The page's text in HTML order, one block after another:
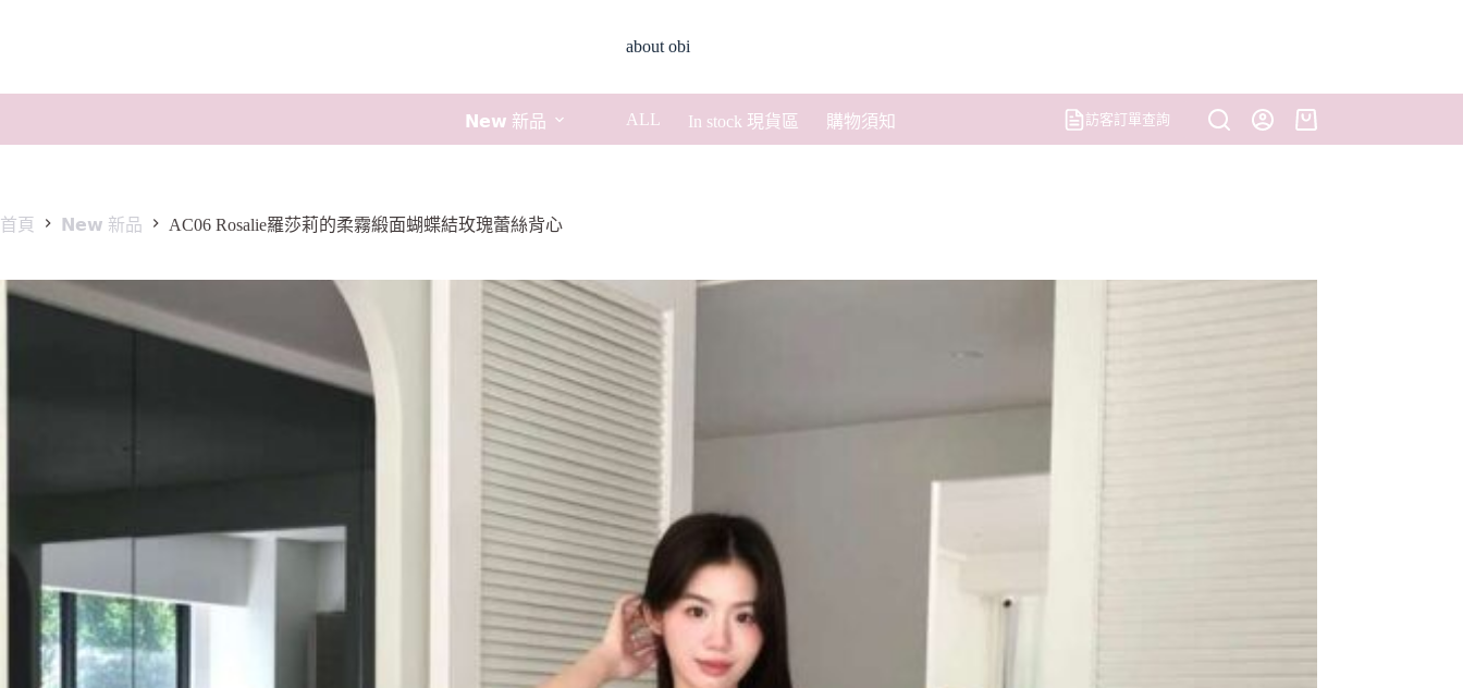
about obi
𝗡𝗲𝘄 新品 ALL In stock 現貨區 購物須知 訪客訂單查詢
首頁 𝗡𝗲𝘄 新品 AC06 Rosalie羅莎莉的柔霧緞面蝴蝶結玫瑰蕾絲背心